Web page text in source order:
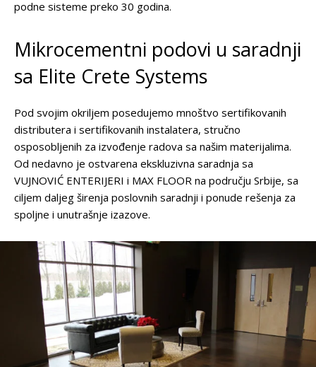
podne sisteme preko 30 godina.
Mikrocementni podovi u saradnji
sa Elite Crete Systems
Pod svojim okriljem posedujemo mnoštvo sertifikovanih
distributera i sertifikovanih instalatera, stručno
osposobljenih za izvođenje radova sa našim materijalima.
Od nedavno je ostvarena ekskluzivna saradnja sa
VUJNOVIĆ ENTERIJERI i MAX FLOOR na području Srbije, sa
ciljem daljeg širenja poslovnih saradnji i ponude rešenja za
spoljne i unutrašnje izazove.